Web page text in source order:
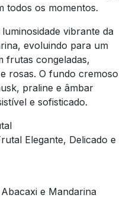
todos os momentos.
vibrante da
evoluindo para um
frutas congeladas,
rosas. O fundo cremoso
praline e âmbar
e sofisticado.
Elegante, Delicado e
e Mandarina